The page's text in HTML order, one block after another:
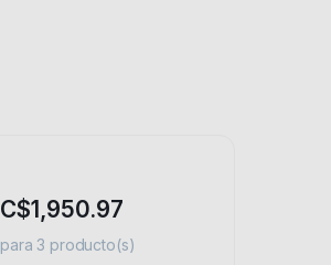
C$1,950.97
para 3 producto(s)